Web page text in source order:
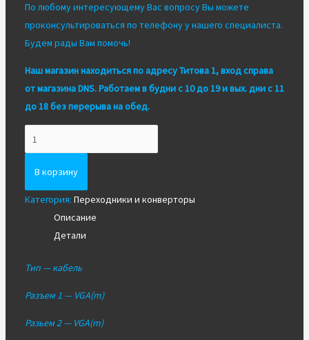
По любому интересующему Вас вопросу Вы можете
проконсультироваться по телефону у нашего специалиста.
Будем рады Вам помочь!
Наш магазин находиться по адресу Титова 1, вход справа
от магазина DNS. Работаем в будни с 10 до 19 и вых. дни с 11
до 18 без перерыва на обед.
Видео
кабель
Hama
VGA(m)
В корзину
Категория: Переходники и конверторы
Описание
Детали
Тип — кабель
Разъем 1 — VGA(m)
Разьем 2 — VGA(m)